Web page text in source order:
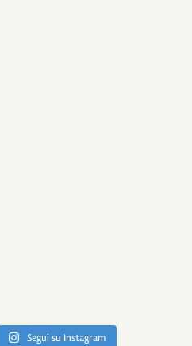
Segui su Instagram